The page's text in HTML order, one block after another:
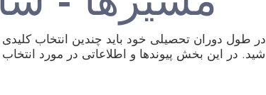
در طول دوران تحصیلی خود باید چندین انتخاب